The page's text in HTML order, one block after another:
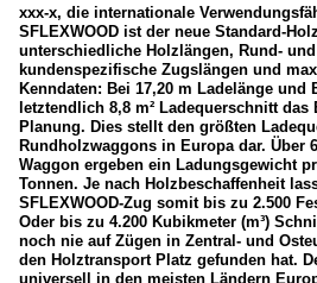
xxx-x, die internationale
SFLEXWOOD ist der neue Standard-
unterschiedliche Holzlängen, Rund-
kundenspezifische Zugslängen und
Kenndaten: Bei 17,20 m Ladelänge und
letztendlich 8,8 m² Ladequerschnitt
Planung. Dies stellt den größten
Rundholzwaggons in Europa dar. Über
Waggon ergeben ein Ladungsgewicht
Tonnen. Je nach Holzbeschaffenheit
SFLEXWOOD-Zug somit bis zu 2.500
Oder bis zu 4.200 Kubikmeter (m³)
noch nie auf Zügen in Zentral- und
den Holztransport Platz gefunden hat.
universell in den meisten Ländern